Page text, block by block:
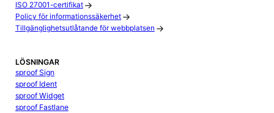
ISO 27001-certifikat
Policy för informationssäkerhet
Tillgänglighetsutlåtande för webbplatsen
LÖSNINGAR
sproof Sign
sproof Ident
sproof Widget
sproof Fastlane